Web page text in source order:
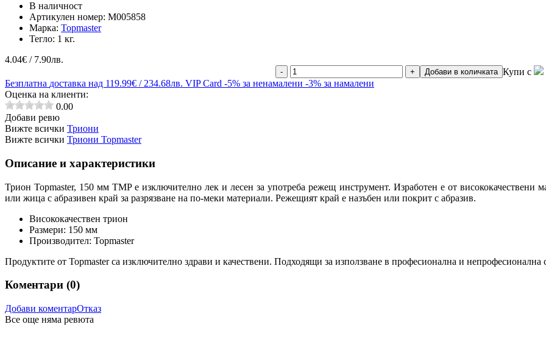
В наличност
Артикулен номер: M005858
Марка: Topmaster
Тегло: 1 кг.
4.04€ / 7.90лв.
- + Добави в количката Купи с
Безплатна доставка над 119.99€ / 234.68лв. VIP Card -5% за ненамалени -3% за намалени
Оценка на клиенти:
0.00
Добави ревю
Вижте всички Триони
Вижте всички Триони Topmaster
Описание и характеристики
Трион Topmaster, 150 мм TMP е изключително лек и лесен за употреба режещ инструмент. Изработен е от висококачествени
или жица с абразивен край за разрязване на по-меки материали. Режещият край е назъбен или покрит с абразив.
Висококачествен трион
Размери: 150 мм
Производител: Topmaster
Продуктите от Topmaster са изключително здрави и качествени. Подходящи за използване в професионална и непрофесионална
Коментари (0)
Добави коментарОтказ
Все още няма ревюта